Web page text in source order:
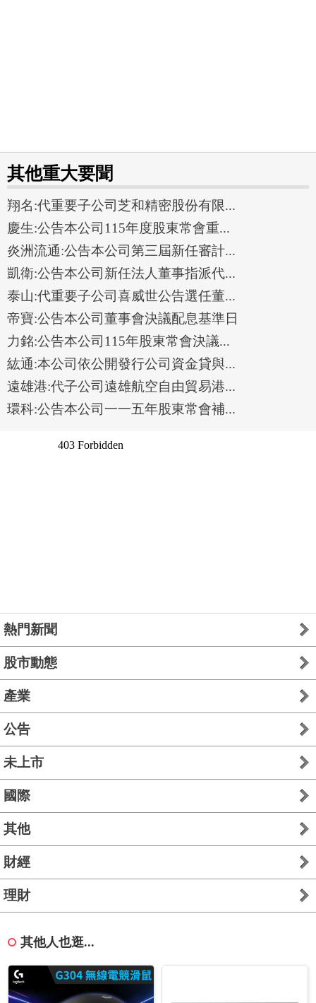
其他重大要聞
翔名:代重要子公司芝和精密股份有限...
慶生:公告本公司115年度股東常會重...
炎洲流通:公告本公司第三屆新任審計...
凱衛:公告本公司新任法人董事指派代...
泰山:代重要子公司喜威世公告選任董...
帝寶:公告本公司董事會決議配息基準日
力銘:公告本公司115年股東常會決議...
紘通:本公司依公開發行公司資金貸與...
遠雄港:代子公司遠雄航空自由貿易港...
環科:公告本公司一一五年股東常會補...
熱門新聞
股市動態
產業
公告
未上市
國際
其他
財經
理財
其他人也逛...